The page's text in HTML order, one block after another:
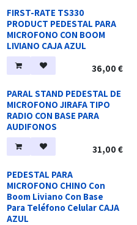
FIRST-RATE TS330
PRODUCT PEDESTAL PARA
MICROFONO CON BOOM
LIVIANO CAJA AZUL
36,00 €
PARAL STAND PEDESTAL DE
MICROFONO JIRAFA TIPO
RADIO CON BASE PARA
AUDIFONOS
31,00 €
PEDESTAL PARA
MICROFONO CHINO Con
Boom Liviano Con Base
Para Teléfono Celular CAJA
AZUL